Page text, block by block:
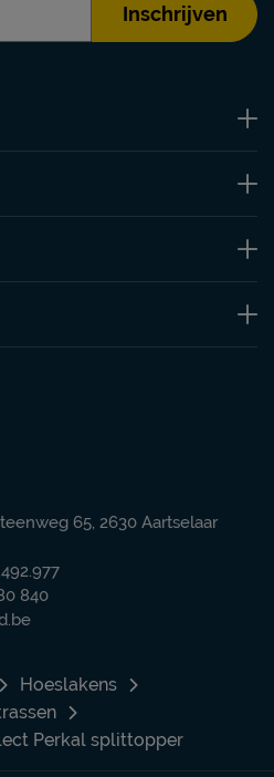
Inschrijven
65, 2630 Aartselaar
840
Hoeslakens
Perkal splittopper